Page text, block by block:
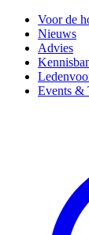
Voor de
Nieuws
Advies
Events &